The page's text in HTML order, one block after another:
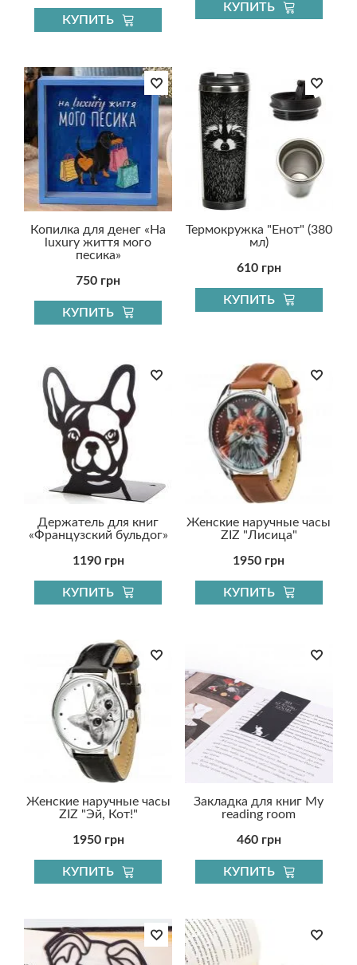
КУПИТЬ
КУПИТЬ
Копилка для денег «На
luxury життя мого
песика»
750 грн
КУПИТЬ
Термокружка "Енот" (380
мл)
610 грн
КУПИТЬ
Держатель для книг
«Французский бульдог»
1190 грн
КУПИТЬ
Женские наручные часы
ZIZ "Лисица"
1950 грн
КУПИТЬ
Женские наручные часы
ZIZ "Эй, Кот!"
1950 грн
КУПИТЬ
Закладка для книг My
reading room
460 грн
КУПИТЬ